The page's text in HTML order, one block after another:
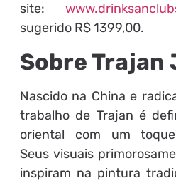
site:
sugerido R$ 1399,00.
Sobre Trajan
Nascido na China e
trabalho de Trajan é
oriental com um toque
Seus visuais
inspiram na pintura